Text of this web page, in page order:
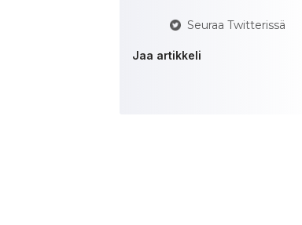
Seuraa Twitterissä
Jaa artikkeli